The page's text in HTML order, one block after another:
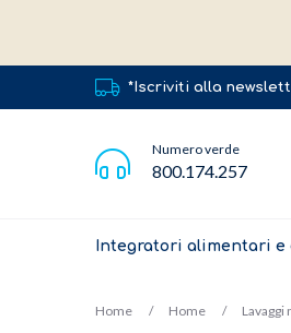
*Iscriviti alla
Numero verde
800.174.257
Integratori alimentari e
Home Home